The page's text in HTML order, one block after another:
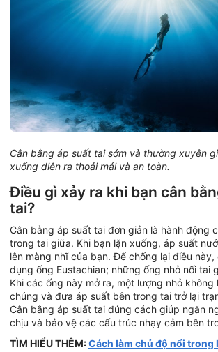
Cân bằng áp suất tai sớm và thường xuyên
xuống diễn ra thoải mái và an toàn.
Điều gì xảy ra khi bạn cân
tai?
Cân bằng áp suất tai đơn giản là hành động
trong tai giữa. Khi bạn lặn xuống, áp suất
lên màng nhĩ của bạn. Để chống lại điều
dụng ống Eustachian; những ống nhỏ nối tai
Khi các ống này mở ra, một lượng nhỏ không
chúng và đưa áp suất bên trong tai trở lại
Cân bằng áp suất tai đúng cách giúp ngăn
chịu và bảo vệ các cấu trúc nhạy cảm bên
TÌM HIỂU THÊM:Cách làm chủ độ nổi trong